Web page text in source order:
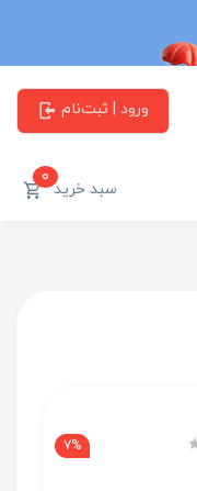
ورود | ثبت‌نام
سبد خرید0
7%